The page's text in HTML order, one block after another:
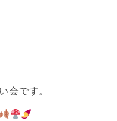
会です。